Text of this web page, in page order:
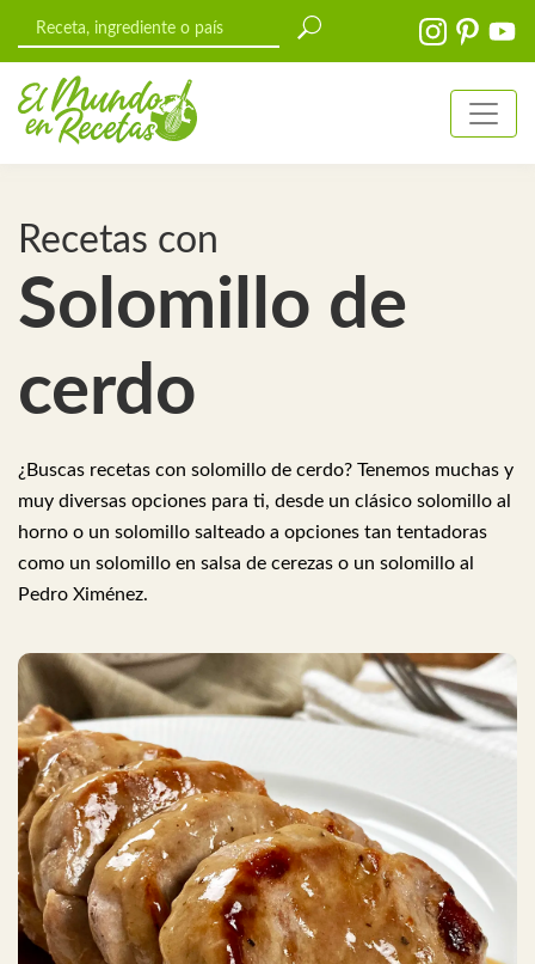
Recetas con
Solomillo de
cerdo
¿Buscas recetas con solomillo de cerdo? Tenemos muchas y
muy diversas opciones para ti, desde un clásico solomillo al
horno o un solomillo salteado a opciones tan tentadoras
como un solomillo en salsa de cerezas o un solomillo al
Pedro Ximénez.